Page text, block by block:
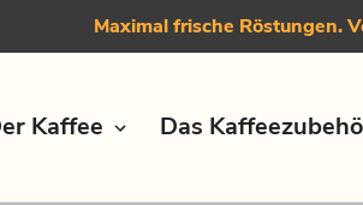
Maximal frische Röstungen.
Kaffee Das